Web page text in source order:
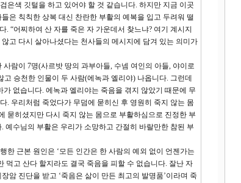
은색 깃털을 하고 있어야 할 것 같습니다. 하지만 지금 이곳
은 칙칙한 상복 대신 찬란한 부활의 예복을 입고 두려워 떨
“어찌하여 산 자를 죽은 자 가운데서 찾느냐? 여기 계시지
고 다시 살아나셨다는 천사들의 메시지에 담겨 있는 의미가
람이 7명(사르밧 땅의 과부아들, 수넴 여인의 아들, 야이로
승천한 인물이 두 사람(에녹과 엘리야) 나옵니다. 그런데
없습니다. 에녹과 엘리야는 죽음을 겪지 않았기 때문에 무
. 우리처럼 죽었다가 무덤에 묻히신 후 영원히 죽지 않는 몸
묻히셨지만 다시 죽지 않는 몸으로 부활하심으로 진정한 부
수님의 부활은 우리가 소망하고 간절히 바랄만한 참된 부
한 근본 원인은 ‘모든 인간은 한 사람의 예외 없이 언젠가는
먹고 산다 할지라도 결국 죽음을 피할 수 없습니다. 잘난 자
암 진단을 받고 ‘죽음은 삶이 만든 최고의 발명품’이라며 죽